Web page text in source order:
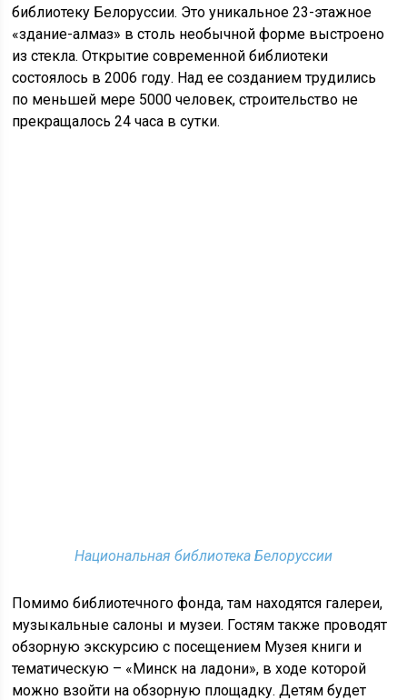
библиотеку Белоруссии. Это уникальное 23-этажное
«здание-алмаз» в столь необычной форме выстроено
из стекла. Открытие современной библиотеки
состоялось в 2006 году. Над ее созданием трудились
по меньшей мере 5000 человек, строительство не
прекращалось 24 часа в сутки.
Национальная библиотека Белоруссии
Помимо библиотечного фонда, там находятся галереи,
музыкальные салоны и музеи. Гостям также проводят
обзорную экскурсию с посещением Музея книги и
тематическую – «Минск на ладони», в ходе которой
можно взойти на обзорную площадку. Детям будет